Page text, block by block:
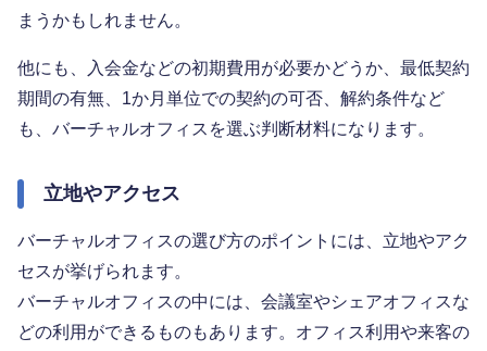
まうかもしれません。
他にも、入会金などの初期費用が必要かどうか、最低契約
期間の有無、1か月単位での契約の可否、解約条件など
も、バーチャルオフィスを選ぶ判断材料になります。
立地やアクセス
バーチャルオフィスの選び方のポイントには、立地やアク
セスが挙げられます。
バーチャルオフィスの中には、会議室やシェアオフィスな
どの利用ができるものもあります。オフィス利用や来客の